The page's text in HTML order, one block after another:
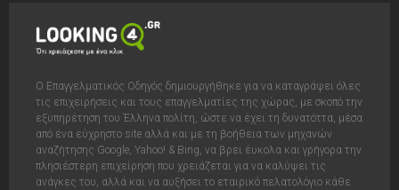
Ο Επαγγελματικός Οδηγός δημιουργήθηκε για να καταγράψει όλες
τις επιχειρήσεις και τους επαγγελματίες της χώρας, με σκοπό την
εξυπηρέτηση του Έλληνα πολίτη, ώστε να έχει τη δυνατόττα, μέσα
από ένα εύχρηστο site αλλά και με τη βοήθεια των μηχανών
αναζήτησης Google, Yahoo! & Bing, να βρει έυκολα και γρήγορα την
πλησιέστερη επιχείρηση που χρειάζεται για να καλύψει τις
ανάγκες του, αλλά και να αυξήσει το εταιρικό πελατολόγιο κάθε